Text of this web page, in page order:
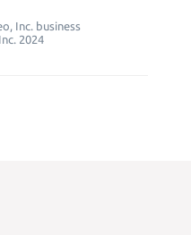
Inc. business
2024